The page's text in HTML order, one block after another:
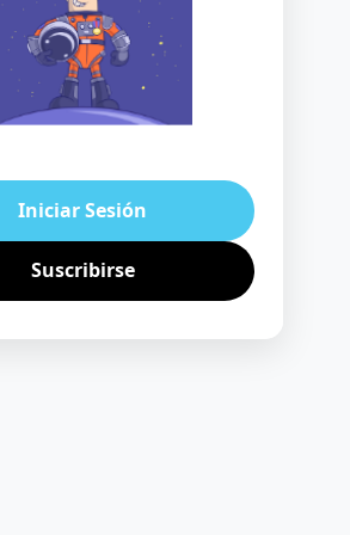
Iniciar Sesión
Suscribirse